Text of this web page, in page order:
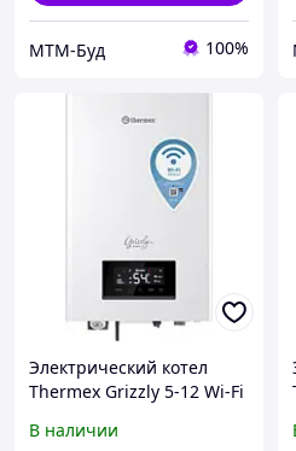
МТМ-Буд 100%
Электрический котел
Thermex Grizzly 5-12 Wi-Fi
В наличии